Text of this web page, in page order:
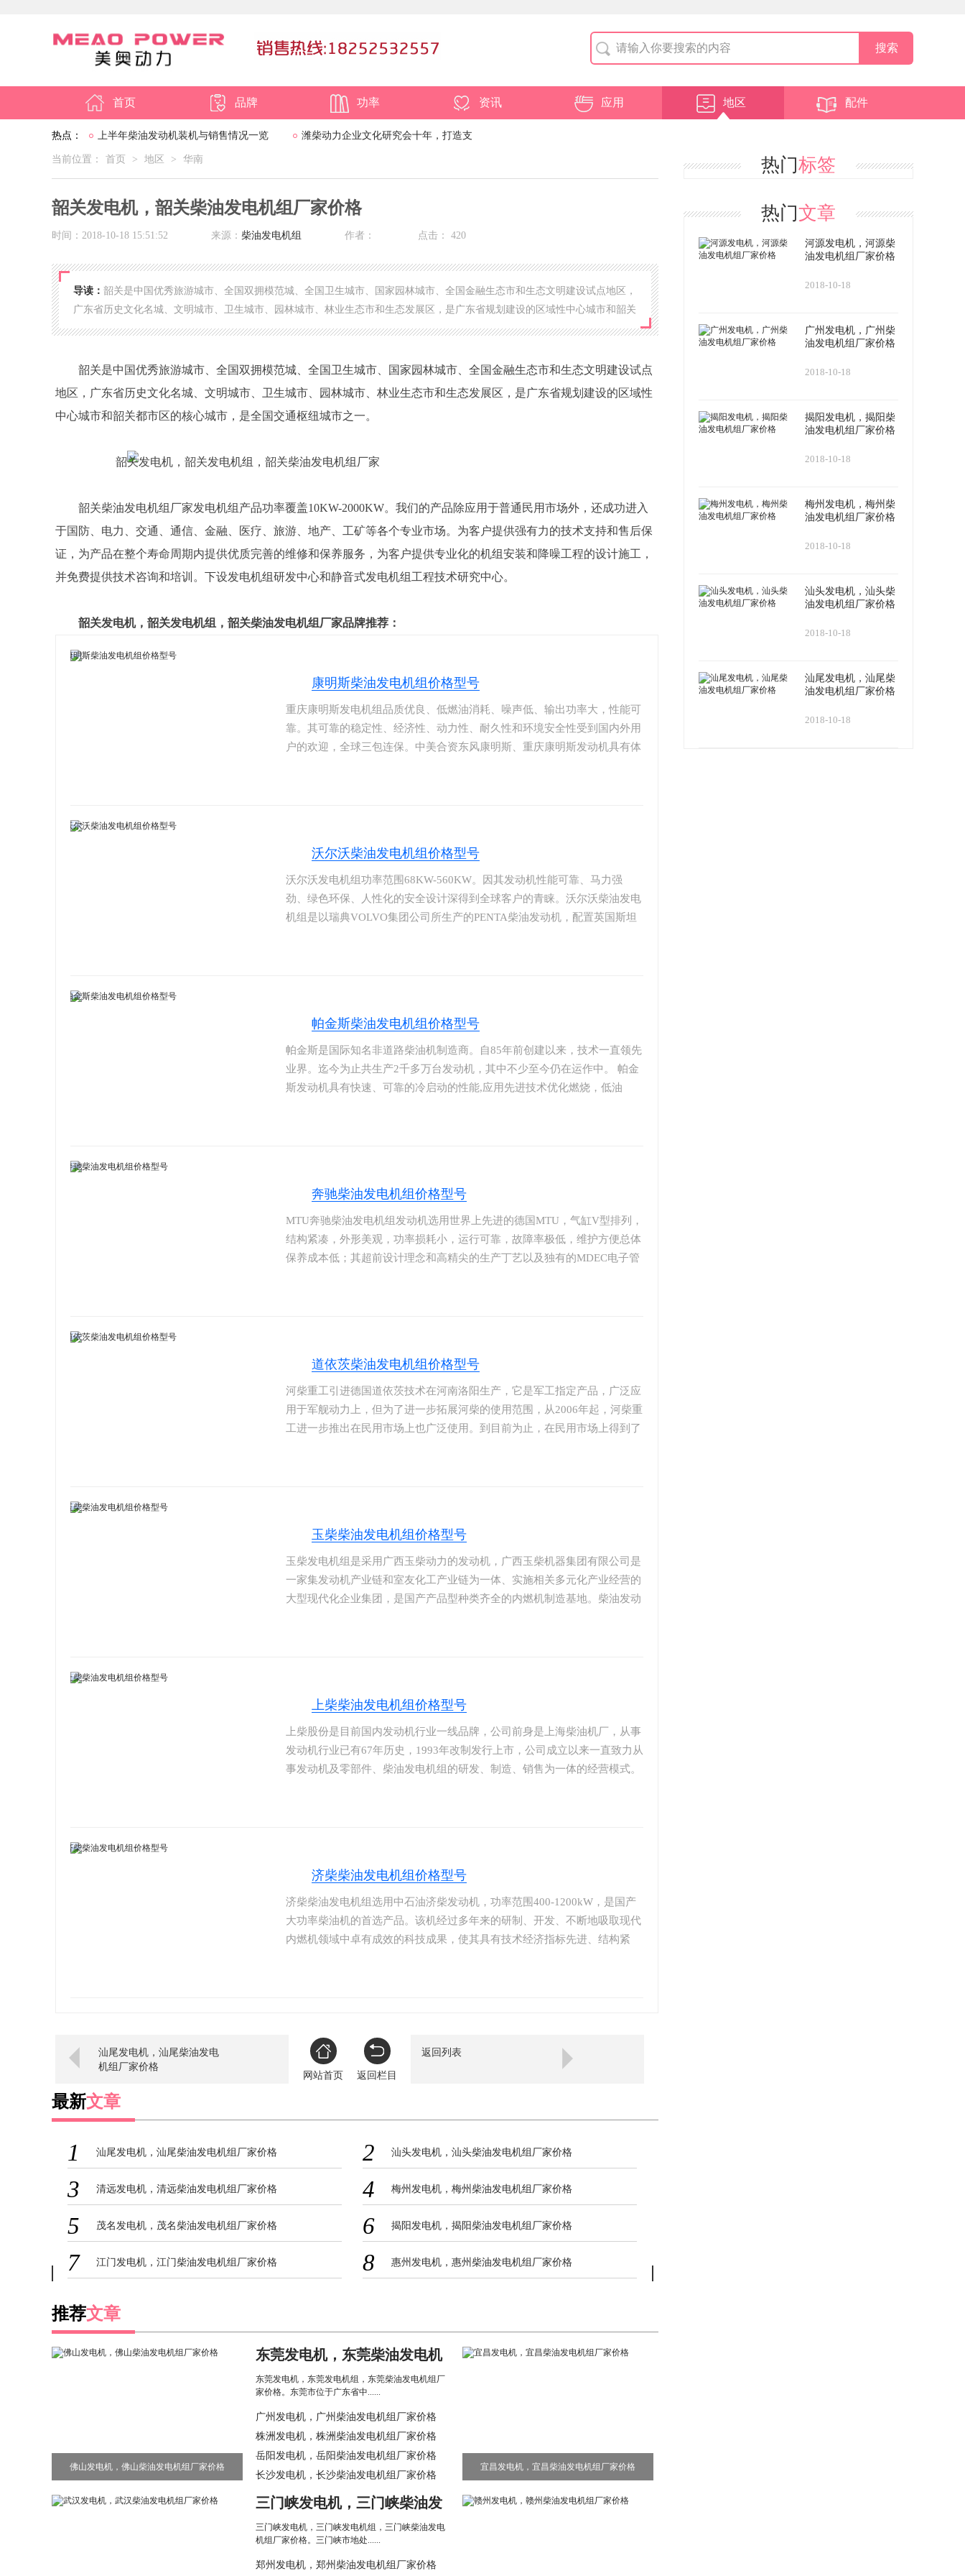
首页 品牌 功率 资讯 应用 地区 配件
热点： 上半年柴油发动机装机与销售情况一览 潍柴动力企业文化研究会十年，打造支
当前位置： 首页 > 地区 > 华南
韶关发电机，韶关柴油发电机组厂家价格
时间：2018-10-18 15:51:52 来源： 柴油发电机组 作者： 点击： 420
导读： 韶关是中国优秀旅游城市、全国双拥模范城、全国卫生城市、国家园林城市、全国金融生态市和生态文明建设试点地区，
广东省历史文化名城、文明城市、卫生城市、园林城市、林业生态市和生态发展区，是广东省规划建设的区域性中心城市和韶关
都市区的核心城市，是全国交通枢纽城市之一。
韶关是中国优秀旅游城市、全国双拥模范城、全国卫生城市、国家园林城市、全国金融生态市和生态文明建设试点
地区，广东省历史文化名城、文明城市、卫生城市、园林城市、林业生态市和生态发展区，是广东省规划建设的区域性
中心城市和韶关都市区的核心城市，是全国交通枢纽城市之一。
韶关柴油发电机组厂家发电机组产品功率覆盖10KW-2000KW。我们的产品除应用于普通民用市场外，还成功进入
于国防、电力、交通、通信、金融、医疗、旅游、地产、工矿等各个专业市场。为客户提供强有力的技术支持和售后保
证，为产品在整个寿命周期内提供优质完善的维修和保养服务，为客户提供专业化的机组安装和降噪工程的设计施工，
并免费提供技术咨询和培训。下设发电机组研发中心和静音式发电机组工程技术研究中心。
韶关发电机，韶关发电机组，韶关柴油发电机组厂家品牌推荐：
康明斯柴油发电机组价格型号
重庆康明斯发电机组品质优良、低燃油消耗、噪声低、输出功率大，性能可
靠。其可靠的稳定性、经济性、动力性、耐久性和环境安全性受到国内外用
户的欢迎，全球三包连保。中美合资东风康明斯、重庆康明斯发动机具有体
沃尔沃柴油发电机组价格型号
沃尔沃发电机组功率范围68KW-560KW。因其发动机性能可靠、马力强
劲、绿色环保、人性化的安全设计深得到全球客户的青睐。沃尔沃柴油发电
机组是以瑞典VOLVO集团公司所生产的PENTA柴油发动机，配置英国斯坦
帕金斯柴油发电机组价格型号
帕金斯是国际知名非道路柴油机制造商。自85年前创建以来，技术一直领先
业界。迄今为止共生产2千多万台发动机，其中不少至今仍在运作中。 帕金
斯发动机具有快速、可靠的冷启动的性能,应用先进技术优化燃烧，低油
奔驰柴油发电机组价格型号
MTU奔驰柴油发电机组发动机选用世界上先进的德国MTU，气缸V型排列，
结构紧凑，外形美观，功率损耗小，运行可靠，故障率极低，维护方便总体
保养成本低；其超前设计理念和高精尖的生产丁艺以及独有的MDEC电子管
道依茨柴油发电机组价格型号
河柴重工引进德国道依茨技术在河南洛阳生产，它是军工指定产品，广泛应
用于军舰动力上，但为了进一步拓展河柴的使用范围，从2006年起，河柴重
工进一步推出在民用市场上也广泛使用。到目前为止，在民用市场上得到了
玉柴柴油发电机组价格型号
玉柴发电机组是采用广西玉柴动力的发动机，广西玉柴机器集团有限公司是
一家集发动机产业链和室友化工产业链为一体、实施相关多元化产业经营的
大型现代化企业集团，是国产产品型种类齐全的内燃机制造基地。柴油发动
上柴柴油发电机组价格型号
上柴股份是目前国内发动机行业一线品牌，公司前身是上海柴油机厂，从事
发动机行业已有67年历史，1993年改制发行上市，公司成立以来一直致力从
事发动机及零部件、柴油发电机组的研发、制造、销售为一体的经营模式。
济柴柴油发电机组价格型号
济柴柴油发电机组选用中石油济柴发动机，功率范围400-1200kW，是国产
大功率柴油机的首选产品。该机经过多年来的研制、开发、不断地吸取现代
内燃机领域中卓有成效的科技成果，使其具有技术经济指标先进、结构紧
汕尾发电机，汕尾柴油发电
机组厂家价格
网站首页
返回栏目
返回列表
最新文章
1 汕尾发电机，汕尾柴油发电机组厂家价格 2 汕头发电机，汕头柴油发电机组厂家价格
3 清远发电机，清远柴油发电机组厂家价格 4 梅州发电机，梅州柴油发电机组厂家价格
5 茂名发电机，茂名柴油发电机组厂家价格 6 揭阳发电机，揭阳柴油发电机组厂家价格
7 江门发电机，江门柴油发电机组厂家价格 8 惠州发电机，惠州柴油发电机组厂家价格
推荐文章
佛山发电机，佛山柴油发电机组厂家价格
东莞发电机，东莞柴油发电机
组厂家价格
东莞发电机，东莞发电机组，东莞柴油发电机组厂
家价格。东莞市位于广东省中......
广州发电机，广州柴油发电机组厂家价格
株洲发电机，株洲柴油发电机组厂家价格
岳阳发电机，岳阳柴油发电机组厂家价格
长沙发电机，长沙柴油发电机组厂家价格
宜昌发电机，宜昌柴油发电机组厂家价格
三门峡发电机，三门峡柴油发
电机组厂家价格
三门峡发电机，三门峡发电机组，三门峡柴油发电
机组厂家价格。三门峡市地处......
郑州发电机，郑州柴油发电机组厂家价格
热门标签
热门文章
河源发电机，河源柴
油发电机组厂家价格
2018-10-18
广州发电机，广州柴
油发电机组厂家价格
2018-10-18
揭阳发电机，揭阳柴
油发电机组厂家价格
2018-10-18
梅州发电机，梅州柴
油发电机组厂家价格
2018-10-18
汕头发电机，汕头柴
油发电机组厂家价格
2018-10-18
汕尾发电机，汕尾柴
油发电机组厂家价格
2018-10-18